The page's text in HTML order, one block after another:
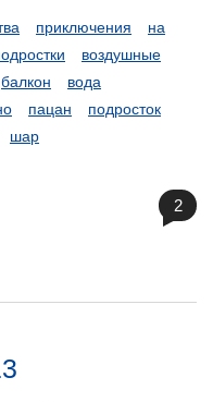
приключения
на
воздушные
балкон
вода
пацан
подросток
шар
2